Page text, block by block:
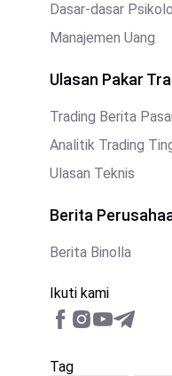
Dasar-dasar
Manajemen Uang
Ulasan Pakar
Trading Berita
Analitik Trading
Ulasan Teknis
Berita
Berita Binolla
Ikuti kami
Tag